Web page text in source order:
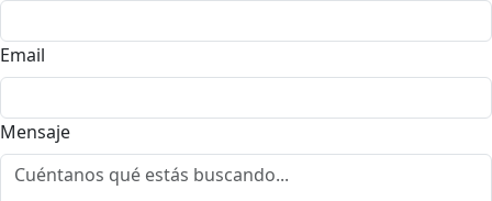
Email
Mensaje